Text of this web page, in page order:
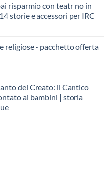
risparmio con teatrino in
storie e accessori per IRC
religiose - pacchetto offerta
del Creato: il Cantico
ai bambini | storia